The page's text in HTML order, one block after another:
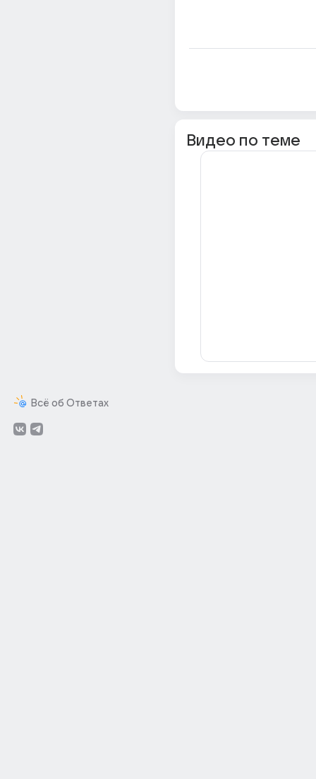
Всё об Ответах
Видео по теме